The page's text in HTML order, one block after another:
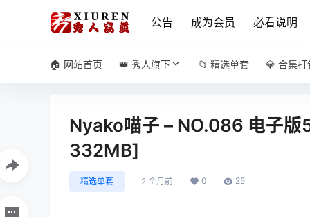
公告 成为会员 必看说明
🏠 网站首页 👑 秀人旗下 📁 精选单套 💎 合集打
Nyako喵子 – NO.086 电子
332MB]
精选单套 2 个月前 0 25